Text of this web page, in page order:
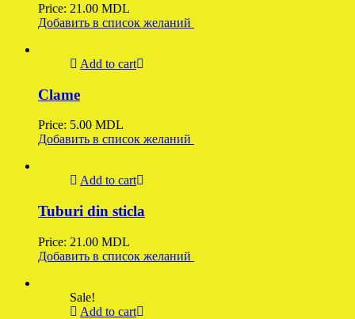
Price: 21.00 MDL
Добавить в список желаний
Add to cart
Clame
Price: 5.00 MDL
Добавить в список желаний
Add to cart
Tuburi din sticla
Price: 21.00 MDL
Добавить в список желаний
Sale!
Add to cart